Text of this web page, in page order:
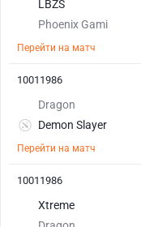
LBZS
Phoenix Gami
Перейти на матч
Dragon
Demon Slayer
Перейти на матч
10011986
Xtreme
10011986